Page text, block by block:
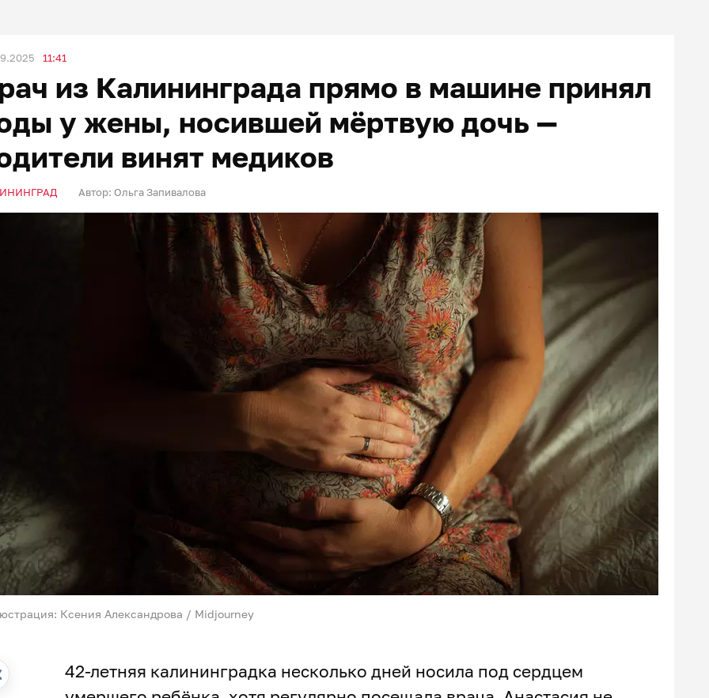
11:41
из Калининграда прямо в машине принял
у жены, носившей мёртвую дочь —
винят медиков
Автор: Ольга Запивалова
Ксения Александрова / Midjourney
42-летняя калининградка несколько дней носила под сердцем